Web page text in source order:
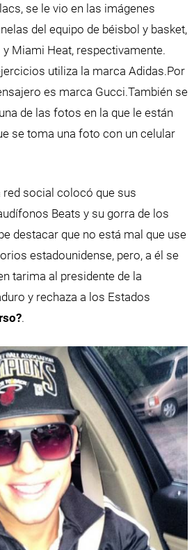
se le vio en las imágenes
del equipo de béisbol y basket,
Miami Heat, respectivamente.
utiliza la marca Adidas.Por
es marca Gucci.También se
de las fotos en la que le están
se toma una foto con un celular
red social colocó que sus
Beats y su gorra de los
destacar que no está mal que use
estadounidense, pero, a él se
tarima al presidente de la
y rechaza a los Estados
.